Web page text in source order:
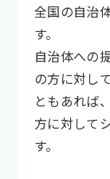
全国の自治
す。
自治体への
の方に対し
ともあれば
方に対して
す。